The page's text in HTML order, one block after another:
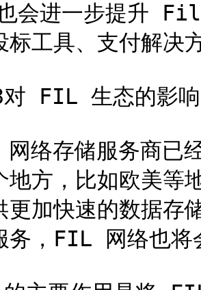
会进一步提升
标工具、支付解决
FIL 生态的影
络存储服务商已
地方，比如欧美
更加快速的数据存
务，FIL 网络也将